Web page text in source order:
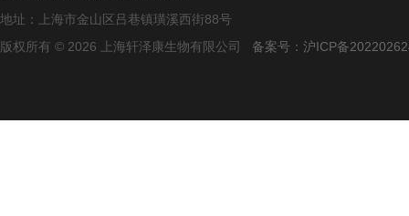
地址：上海市金山区吕巷镇璜溪西街88号
版权所有 © 2026 上海轩泽康生物有限公司 备案号：沪ICP备